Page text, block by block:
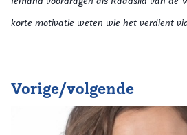
korte motivatie weten wie het verdient
Vorige/volgende